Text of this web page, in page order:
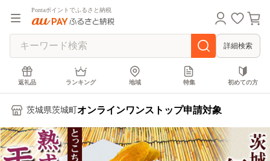
Pontaポイントでふるさと納税
詳細検索
返礼品 ランキング 地域 特集 初めての方
茨城県茨城町 オンラインワンストップ申請対象